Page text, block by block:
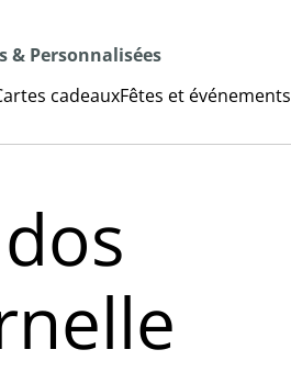
& Personnalisées
cadeauxFêtes et événements